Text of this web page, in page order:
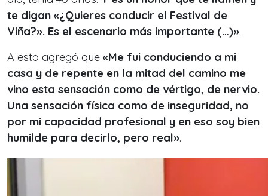
te digan «¿Quieres conducir el Festival de
Viña?». Es el escenario más importante (…)».
A esto agregó que «Me fui conduciendo a mi
casa y de repente en la mitad del camino me
vino esta sensación como de vértigo, de nervio.
Una sensación física como de inseguridad, no
por mi capacidad profesional y en eso soy bien
humilde para decirlo, pero real».